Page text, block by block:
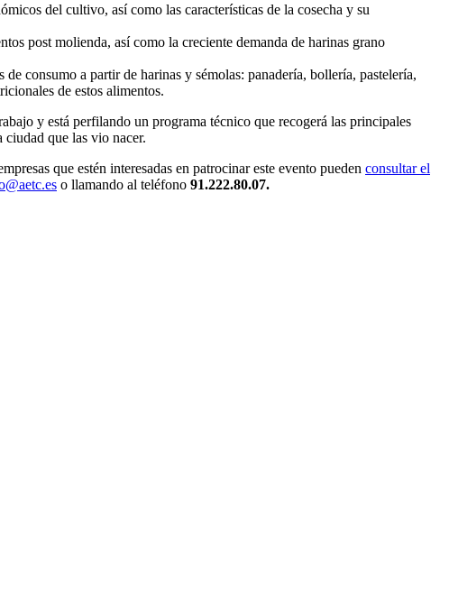
del cultivo, así como las características de la cosecha y su
post molienda, así como la creciente demanda de harinas grano
consumo a partir de harinas y sémolas: panadería, bollería, pastelería,
de estos alimentos.
y está perfilando un programa técnico que recogerá las principales
que las vio nacer.
que estén interesadas en patrocinar este evento pueden consultar el
o llamando al teléfono 91.222.80.07.